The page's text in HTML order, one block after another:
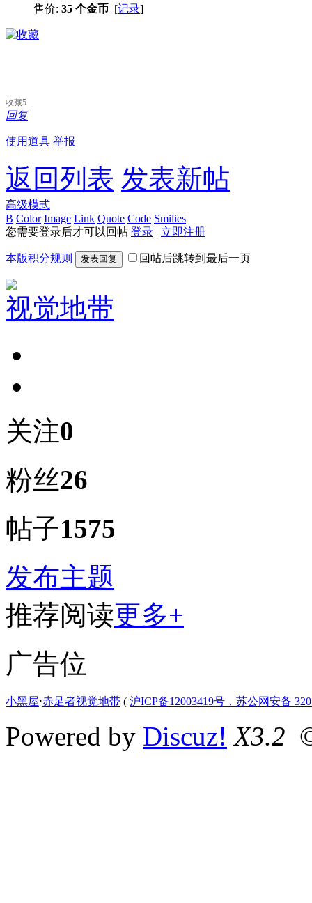
售价: 35 个金币 [记录]
收藏5
回复
使用道具 举报
返回列表 发表新帖
高级模式
B Color Image Link Quote Code Smilies
您需要登录后才可以回帖 登录 | 立即注册
本版积分规则 发表回复 回帖后跳转到最后一页
视觉地带
关注0
粉丝26
帖子1575
发布主题
推荐阅读更多+
广告位
小黑屋⋅赤足者视觉地带 ( 沪ICP备12003419号，苏公网安备
Powered by Discuz! X3.2